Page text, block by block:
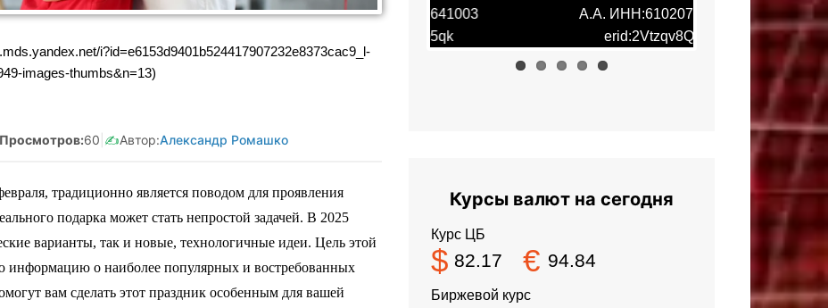
i?id=e6153d9401b524417907232e8373cac9_l-
images-thumbs&n=13)
60 ✍️Автор:Александр Ромашко
традиционно является поводом для проявления
подарка может стать непростой задачей. В 2025
варианты, так и новые, технологичные идеи. Цель этой
информацию о наиболее популярных и востребованных
вам сделать этот праздник особенным для вашей
А.А. ИНН:610207641003
А.А. ИНН:610207641003
erid:2Vtzqv8Q5qk
Курсы валют на сегодня
Курс ЦБ
$ 82.17 € 94.84
Биржевой курс